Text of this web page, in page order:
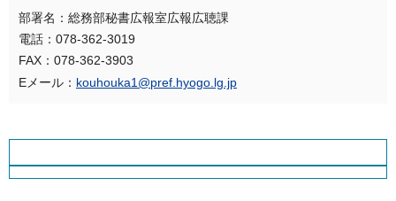
部署名：総務部秘書広報室広報広聴課
電話：078-362-3019
FAX：078-362-3903
Eメール： kouhouka1@pref.hyogo.lg.jp